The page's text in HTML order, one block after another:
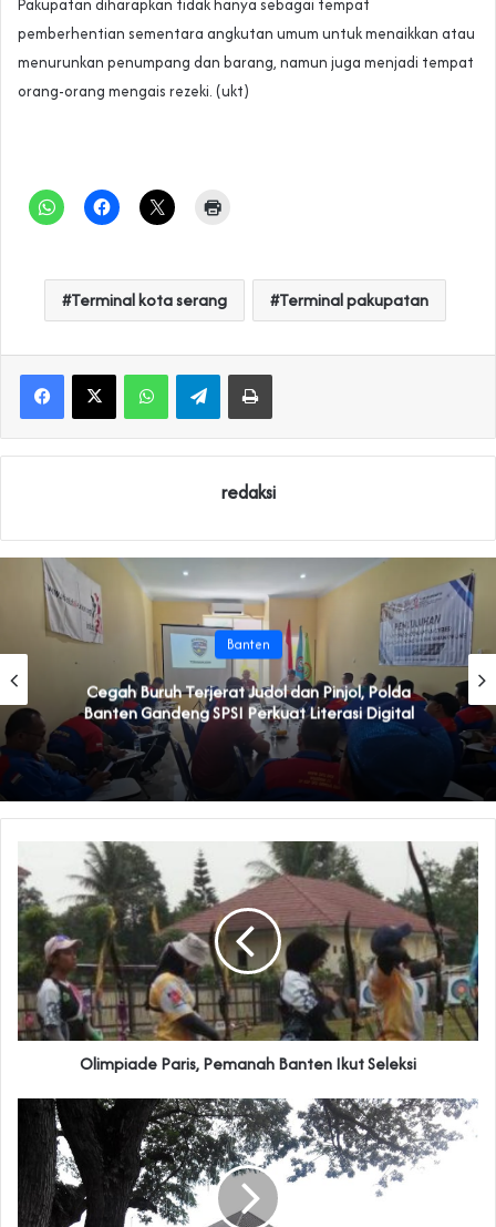
pemberhentian sementara angkutan umum untuk menaikkan atau
menurunkan penumpang dan barang, namun juga menjadi tempat
orang-orang mengais rezeki. (ukt)
Terminal kota serang Terminal pakupatan
WhatsAppTelegramPrint
redaksi
Banten
Cegah Buruh Terjerat Judol dan Pinjol, Polda
Banten Gandeng SPSI Perkuat Literasi Digital
Olimpiade Paris, Pemanah Banten Ikut Seleksi